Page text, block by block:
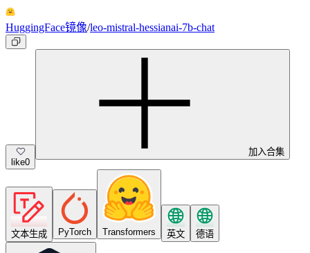
HuggingFace镜像/leo-mistral-hessianai-7b-chat
like0
加入合集
文本生成 PyTorch Transformers 英文 德语